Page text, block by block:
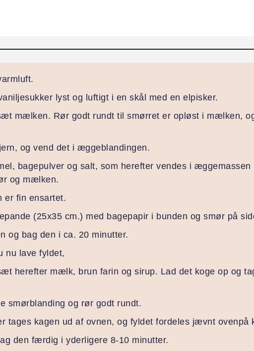
lyst og luftigt i en skål med en elpisker.
mælken. Rør godt rundt til smørret er opløst i mælken,
og vend det i æggeblandingen.
bagepulver og salt, som herefter vendes i æggemassen
og mælken.
er fin ensartet.
(25x35 cm.) med bagepapir i bunden og smør på
og bag den i ca. 20 minutter.
nu lave fyldet,
herefter mælk, brun farin og sirup. Lad det koge op og
smørblanding og rør godt rundt.
tages kagen ud af ovnen, og fyldet fordeles jævnt ovenpå
den færdig i yderligere 8-10 minutter.